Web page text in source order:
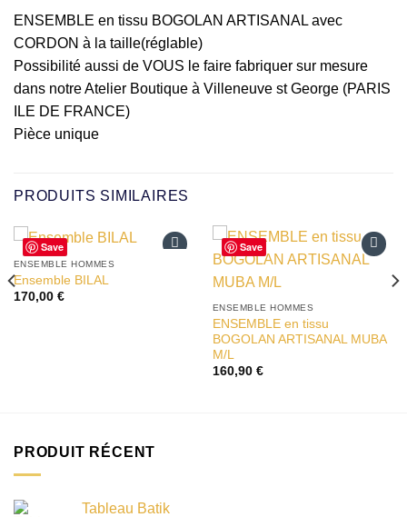
ENSEMBLE en tissu BOGOLAN ARTISANAL avec
CORDON à la taille(réglable)
Possibilité aussi de VOUS le faire fabriquer sur mesure
dans notre Atelier Boutique à Villeneuve st George (PARIS
ILE DE FRANCE)
Pièce unique
PRODUITS SIMILAIRES
Save
ENSEMBLE HOMMES
Ensemble BILAL
170,00 €
Save
ENSEMBLE HOMMES
ENSEMBLE en tissu
BOGOLAN ARTISANAL MUBA
M/L
160,90 €
PRODUIT RÉCENT
Tableau Batik